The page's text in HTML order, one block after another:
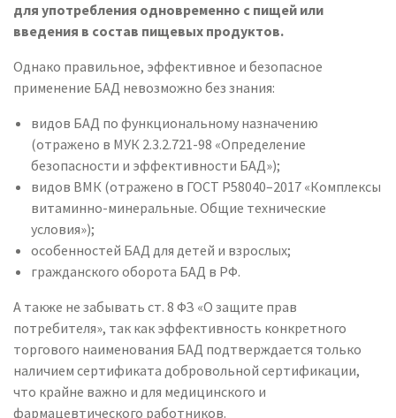
для употребления одновременно с пищей или
введения в состав пищевых продуктов.
Однако правильное, эффективное и безопасное
применение БАД невозможно без знания:
видов БАД по функциональному назначению
(отражено в МУК 2.3.2.721-98 «Определение
безопасности и эффективности БАД»);
видов ВМК (отражено в ГОСТ Р58040–2017 «Комплексы
витаминно-минеральные. Общие технические
условия»);
особенностей БАД для детей и взрослых;
гражданского оборота БАД в РФ.
А также не забывать ст. 8 ФЗ «О защите прав
потребителя», так как эффективность конкретного
торгового наименования БАД подтверждается только
наличием сертификата добровольной сертификации,
что крайне важно и для медицинского и
фармацевтического работников.